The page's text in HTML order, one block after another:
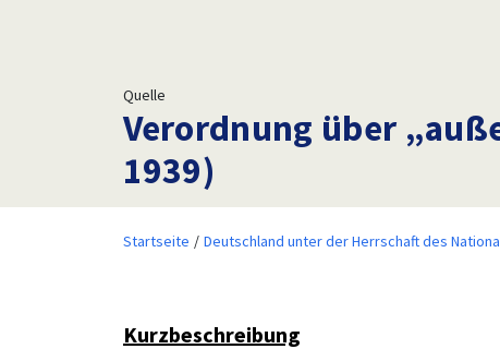
Quelle
Verordnung über
1939)
Startseite Deutschland unter der Herrschaft des
Kurzbeschreibung